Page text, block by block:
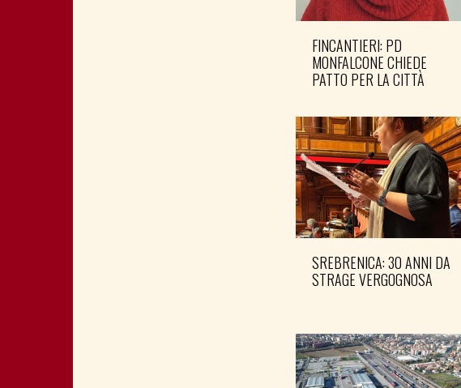
FINCANTIERI: PD
MONFALCONE CHIEDE
PATTO PER LA CITTÀ
SREBRENICA: 30 ANNI DA
STRAGE VERGOGNOSA